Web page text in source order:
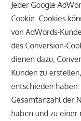
Jeder Google
Cookie. Cookies
von AdWords-
des Conversion-
dienen dazu,
Kunden zu
entschieden
Gesamtanzahl der
haben und zu einer